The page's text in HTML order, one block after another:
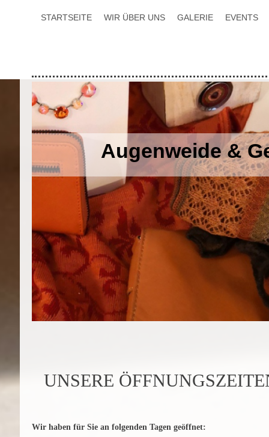
STARTSEITE WIR ÜBER UNS GALERIE EVENTS
Augenweide &
UNSERE
Wir haben für Sie an folgenden Tagen geöffnet: